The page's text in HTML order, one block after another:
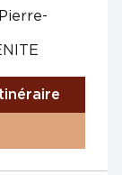
Itinéraire